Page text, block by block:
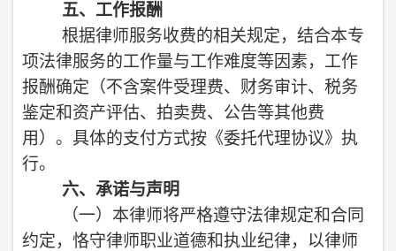
五、工作报酬
根据律师服务收费的相关规定，结合本专
项法律服务的工作量与工作难度等因素，工作
报酬确定（不含案件受理费、财务审计、税务
鉴定和资产评估、拍卖费、公告等其他费
用）。具体的支付方式按《委托代理协议》执
行。
六、承诺与声明
（一） 本律师将严格遵守法律规定和合同
约定，恪守律师职业道德和执业纪律，以律师